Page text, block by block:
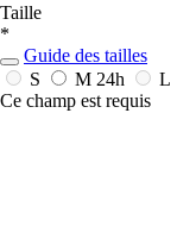
Taille
*
Guide des tailles
S
M 24h L
Ce champ est requis